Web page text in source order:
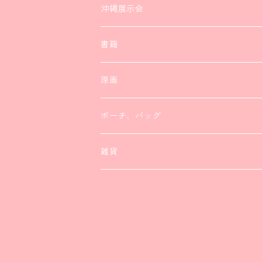
ブローチ
ヘアアクセサリー
リング
ヘアアクセサリー
ピアス
リング
ヘアアクセサリー
沖縄展示会
書籍
原画
ポーチ、バッグ
雑貨